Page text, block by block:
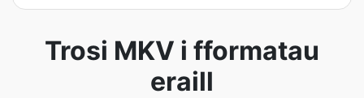
Trosi MKV i fformatau
eraill